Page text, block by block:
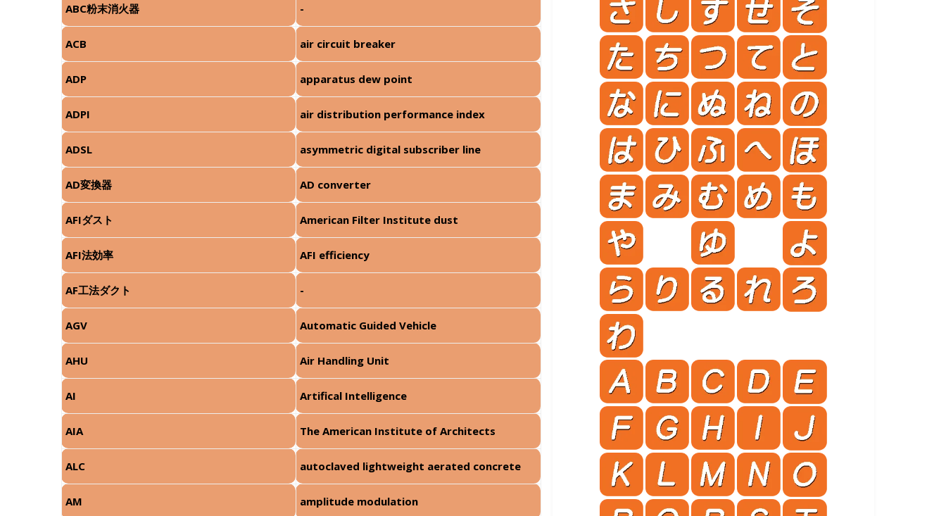
ABC粉末消火器 -
ACB air circuit breaker
ADP apparatus dew point
ADPI air distribution performance index
ADSL asymmetric digital subscriber line
AD変換器 AD converter
AFIダスト American Filter Institute dust
AFI法効率 AFI efficiency
AF工法ダクト -
AGV Automatic Guided Vehicle
AHU Air Handling Unit
AI Artifical Intelligence
AIA The American Institute of Architects
ALC autoclaved lightweight aerated concrete
AM amplitude modulation